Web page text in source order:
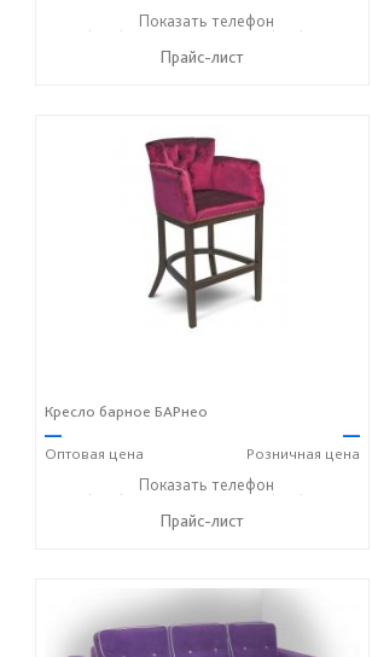
+7 (989) 269-73-94 ☎+7 (918) 316-91-77
Показать телефон
Прайс-лист
Кресло барное БАРнео
—
Оптовая цена
—
Розничная цена
+7 (989) 269-73-94 ☎+7 (918) 316-91-77
Показать телефон
Прайс-лист